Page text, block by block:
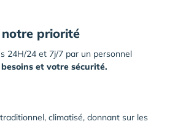
notre priorité
24H/24 et 7j/7 par un personnel
et votre sécurité.
climatisé, donnant sur les